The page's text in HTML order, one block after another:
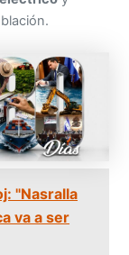
"Nasralla
va a ser